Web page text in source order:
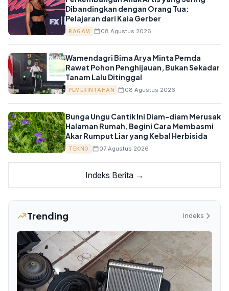
Dibandingkan dengan Orang Tua:
Pelajaran dari Kaia Gerber
RAGAM 08 Agustus 2026
Wamendagri Bima Arya Minta Pemda
Rawat Pohon Penghijauan, Bukan Sekadar
Tanam Lalu Ditinggal
PEMERINTAHAN 08 Agustus 2026
Bunga Ungu Cantik Ini Diam-diam Merusak
Halaman Rumah, Begini Cara Membasmi
Akar Rumput Liar yang Kebal Herbisida
TEKNO 07 Agustus 2026
Indeks Berita →
Trending Indeks